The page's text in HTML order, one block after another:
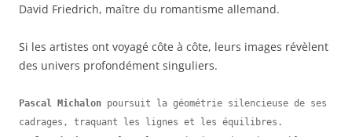
David Friedrich, maître du romantisme allemand.
Si les artistes ont voyagé côte à côte, leurs images révèlent
des univers profondément singuliers.
Pascal Michalon poursuit la géométrie silencieuse de ses